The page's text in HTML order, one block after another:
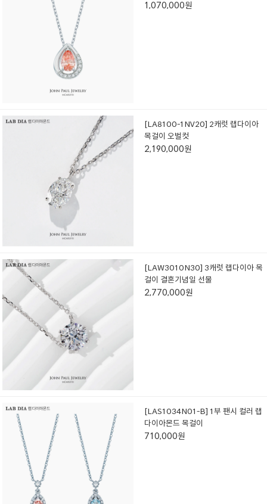
1,070,000원
[LA8100-1NV20] 2캐럿 랩다이아
목걸이 오벌컷
2,190,000원
[LAW3010N30] 3캐럿 랩다이아 목
걸이 결혼기념일 선물
2,770,000원
[LAS1034N01-B] 1부 팬시 컬러 랩
다이아몬드 목걸이
710,000원